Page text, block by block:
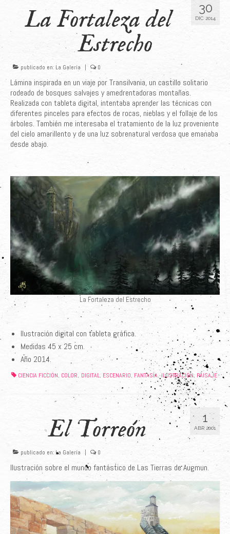
30
DIC 2014
La Fortaleza del
Estrecho
publicado en: La Galería 0
Lámina inspirada en un viaje por Transilvania, un castillo solitario
rodeado de bosques salvajes y amedrentadoras montañas.
Realizada con tableta digital, intentaba aprender las técnicas con
diferentes pinceles para efectos de rocas, nieblas y el follaje de los
árboles. También me interesaba el tratamiento de la luz proveniente
del cielo amarillento y de una luz sobrenatural verdosa que emanaba
desde abajo.
La Fortaleza del Estrecho
Ilustración digital con tableta gráfica.
Medidas 45 x 25 cm.
Año 2014.
CIENCIA FICCIÓN COLOR DIGITAL ESCENARIO FANTASÍA ,ILUSTRACIÓN, PAISAJE
1
ABR 2001
El Torreón
publicado en: La Galería | 0
Ilustración sobre el mundo fantástico de Las Tierras de Augmun.